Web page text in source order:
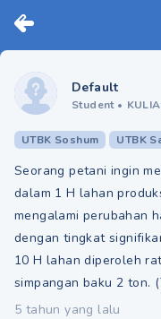
Default
Student •
UTBK Soshum UTBK
Seorang petani ingin
dalam 1 H lahan
mengalami perubahan
dengan tingkat
10 H lahan diperoleh
simpangan baku 2 ton.
5 tahun yang lalu